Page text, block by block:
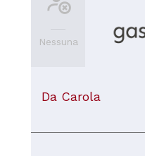
Nessuna
Da Carola